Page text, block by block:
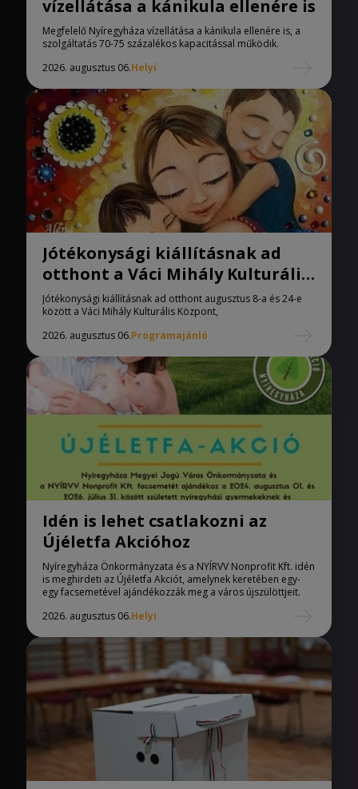
vízellátása a kánikula ellenére is
Megfelelő Nyíregyháza vízellátása a kánikula ellenére is, a
szolgáltatás 70-75 százalékos kapacitással működik.
2026. augusztus 06.Helyi
Jótékonysági kiállításnak ad
otthont a Váci Mihály Kulturális
Központ
Jótékonysági kiállításnak ad otthont augusztus 8-a és 24-e
között a Váci Mihály Kulturális Központ,
2026. augusztus 06.Programajánló
Idén is lehet csatlakozni az
Újéletfa Akcióhoz
Nyíregyháza Önkormányzata és a NYÍRVV Nonprofit Kft. idén
is meghirdeti az Újéletfa Akciót, amelynek keretében egy-
egy facsemetével ajándékozzák meg a város újszülöttjeit.
2026. augusztus 06.Helyi